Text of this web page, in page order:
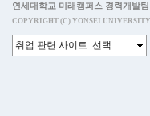
연세대학교 미래캠퍼스 경력개발
COPYRIGHT (C) YONSEI